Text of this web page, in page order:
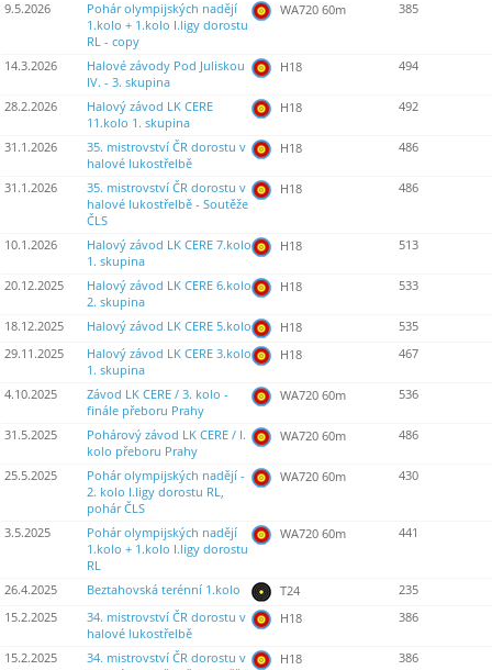
9.5.2026
Pohár olympijských nadějí
1.kolo + 1.kolo I.ligy dorostu
RL - copy
WA720 60m 385
14.3.2026
Halové závody Pod Juliskou
IV. - 3. skupina
H18 494
28.2.2026
Halový závod LK CERE
11.kolo 1. skupina
H18 492
31.1.2026
35. mistrovství ČR dorostu v
halové lukostřelbě
H18 486
31.1.2026
35. mistrovství ČR dorostu v
halové lukostřelbě - Soutěže
ČLS
H18 486
10.1.2026
Halový závod LK CERE 7.kolo
1. skupina
H18 513
20.12.2025
Halový závod LK CERE 6.kolo
2. skupina
H18 533
18.12.2025 Halový závod LK CERE 5.kolo H18
535
29.11.2025
Halový závod LK CERE 3.kolo
1. skupina
H18 467
4.10.2025
Závod LK CERE / 3. kolo -
finále přeboru Prahy
WA720 60m 536
31.5.2025
Pohárový závod LK CERE / I.
kolo přeboru Prahy
WA720 60m 486
25.5.2025
Pohár olympijských nadějí -
2. kolo I.ligy dorostu RL,
pohár ČLS
WA720 60m 430
3.5.2025
Pohár olympijských nadějí
1.kolo + 1.kolo I.ligy dorostu
RL
WA720 60m 441
26.4.2025 Beztahovská terénní 1.kolo T24
235
15.2.2025
34. mistrovství ČR dorostu v
halové lukostřelbě
H18 386
15.2.2025
34. mistrovství ČR dorostu v
H18 386